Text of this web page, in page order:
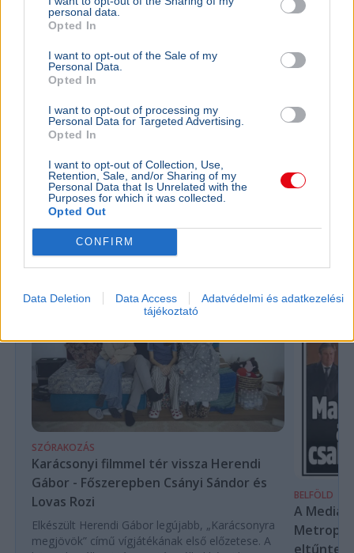
personal data.
Opted In
I want to opt-out of the Sale of my
Personal Data.
Opted In
I want to opt-out of processing my
Personal Data for Targeted Advertising.
Opted In
I want to opt-out of Collection, Use,
Retention, Sale, and/or Sharing of my
Personal Data that Is Unrelated with the
Purposes for which it was collected.
Opted Out
CONFIRM
Data Deletion Data Access
Adatvédelmi és adatkezelési
tájékoztató
Magyarország Tudomány Technológia Kultúra
Augusztus 12-én este részleges napfogyatkozás látható
majd el napnyugtakor.Bővebben...
Karácsony ünnep
SZÓRAKOZÁS
Karácsonyi filmmel tér vissza Herendi
Gábor - Főszerepben Csányi Sándor és
Lovas Rozi
Elkészült Herendi Gábor legújabb, „Karácsonyra
megjövök” című vígjátékának első előzetese. A
BELFÖLD
A
Metropol
eltűntek